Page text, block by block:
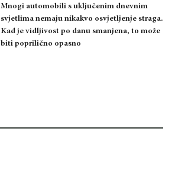
Mnogi automobili s uključenim dnevnim
svjetlima nemaju nikakvo osvjetljenje straga.
Kad je vidljivost po danu smanjena, to može
biti poprilično opasno